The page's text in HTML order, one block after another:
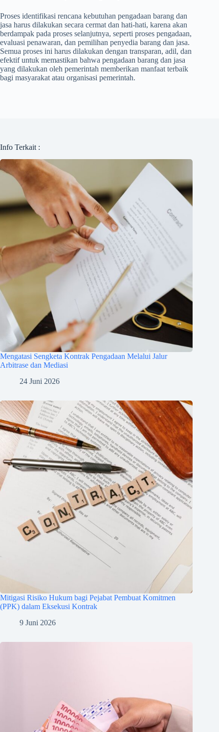
Proses identifikasi rencana kebutuhan pengadaan barang dan
jasa harus dilakukan secara cermat dan hati-hati, karena akan
berdampak pada proses selanjutnya, seperti proses pengadaan,
evaluasi penawaran, dan pemilihan penyedia barang dan jasa.
Semua proses ini harus dilakukan dengan transparan, adil, dan
efektif untuk memastikan bahwa pengadaan barang dan jasa
yang dilakukan oleh pemerintah memberikan manfaat terbaik
bagi masyarakat atau organisasi pemerintah.
Info Terkait :
Mengatasi Sengketa Kontrak Pengadaan Melalui Jalur
Arbitrase dan Mediasi
24 Juni 2026
Mitigasi Risiko Hukum bagi Pejabat Pembuat Komitmen
(PPK) dalam Eksekusi Kontrak
9 Juni 2026